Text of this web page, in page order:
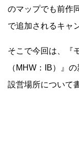
のマップでも前作
で追加されるキャ
そこで今回は、『
（MHW：IB）』
設営場所について